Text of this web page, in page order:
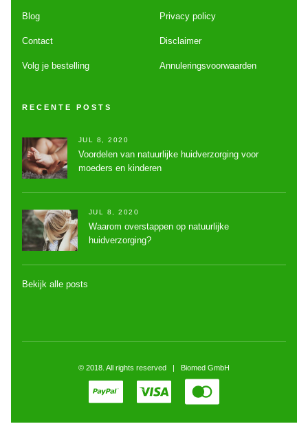
Blog
Contact
Volg je bestelling
Privacy policy
Disclaimer
Annuleringsvoorwaarden
RECENTE POSTS
JUL 8, 2020
Voordelen van natuurlijke huidverzorging voor
moeders en kinderen
JUL 8, 2020
Waarom overstappen op natuurlijke
huidverzorging?
Bekijk alle posts
© 2018. All rights reserved | Biomed GmbH